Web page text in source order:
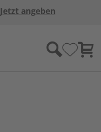
Jetzt angeben